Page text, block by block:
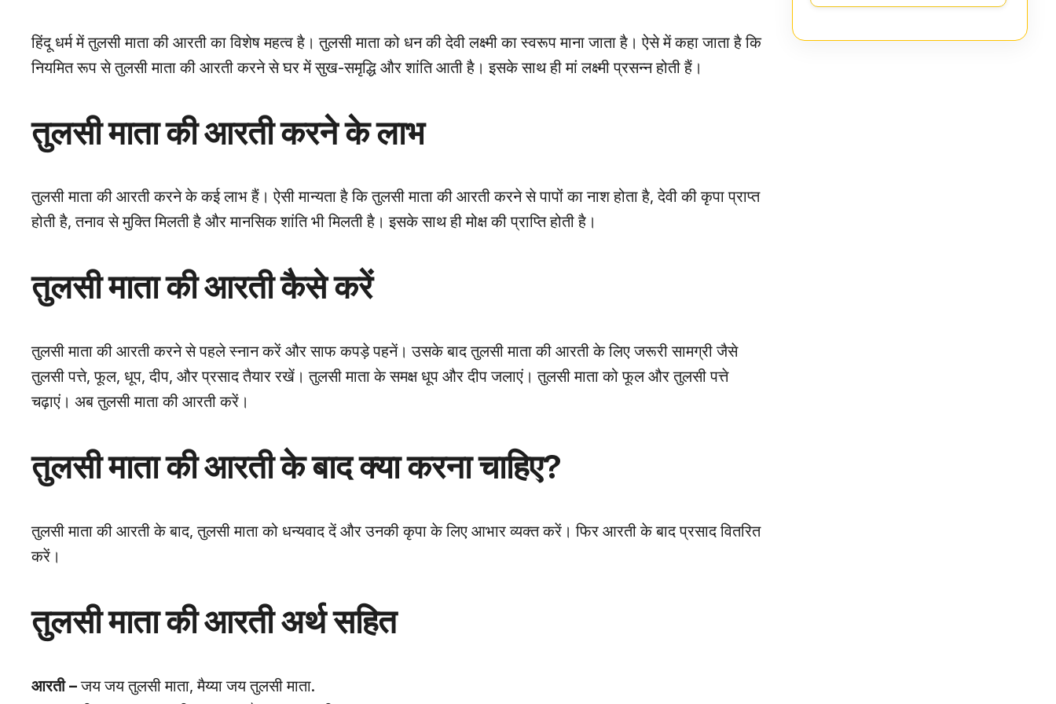
हिंदू धर्म में तुलसी माता की आरती का विशेष महत्व है। तुलसी माता को धन की देवी लक्ष्मी का स्वरूप माना जाता है। ऐसे में कहा जाता है कि
नियमित रूप से तुलसी माता की आरती करने से घर में सुख-समृद्धि और शांति आती है। इसके साथ ही मां लक्ष्मी प्रसन्न होती हैं।
तुलसी माता की आरती करने के लाभ
तुलसी माता की आरती करने के कई लाभ हैं। ऐसी मान्यता है कि तुलसी माता की आरती करने से पापों का नाश होता है, देवी की कृपा प्राप्त
होती है, तनाव से मुक्ति मिलती है और मानसिक शांति भी मिलती है। इसके साथ ही मोक्ष की प्राप्ति होती है।
तुलसी माता की आरती कैसे करें
तुलसी माता की आरती करने से पहले स्नान करें और साफ कपड़े पहनें। उसके बाद तुलसी माता की आरती के लिए जरूरी सामग्री जैसे
तुलसी पत्ते, फूल, धूप, दीप, और प्रसाद तैयार रखें। तुलसी माता के समक्ष धूप और दीप जलाएं। तुलसी माता को फूल और तुलसी पत्ते
चढ़ाएं। अब तुलसी माता की आरती करें।
तुलसी माता की आरती के बाद क्या करना चाहिए?
तुलसी माता की आरती के बाद, तुलसी माता को धन्यवाद दें और उनकी कृपा के लिए आभार व्यक्त करें। फिर आरती के बाद प्रसाद वितरित
करें।
तुलसी माता की आरती अर्थ सहित
आरती –जय जय तुलसी माता, मैय्या जय तुलसी माता.